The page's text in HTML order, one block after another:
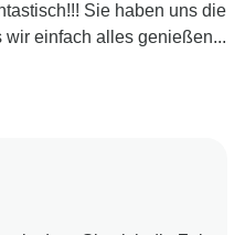
Sie haben uns die
wir einfach alles genießen...